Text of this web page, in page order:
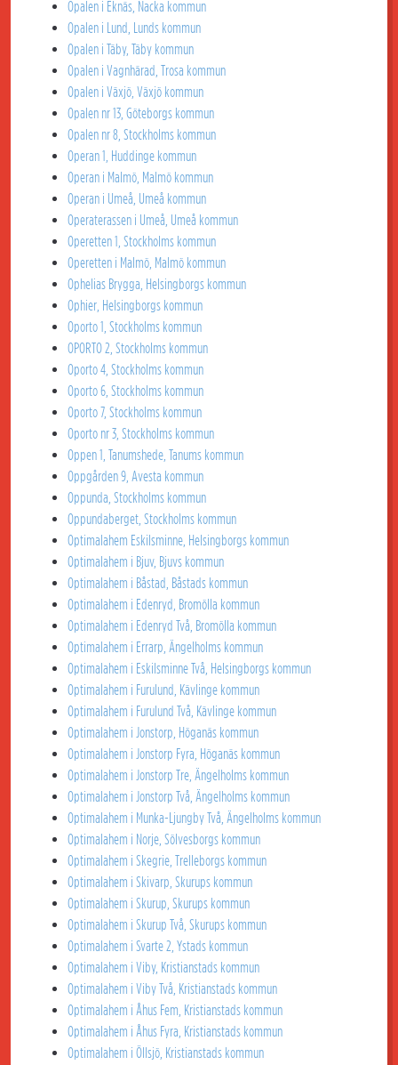
Opalen i Eknäs, Nacka kommun
Opalen i Lund, Lunds kommun
Opalen i Täby, Täby kommun
Opalen i Vagnhärad, Trosa kommun
Opalen i Växjö, Växjö kommun
Opalen nr 13, Göteborgs kommun
Opalen nr 8, Stockholms kommun
Operan 1, Huddinge kommun
Operan i Malmö, Malmö kommun
Operan i Umeå, Umeå kommun
Operaterassen i Umeå, Umeå kommun
Operetten 1, Stockholms kommun
Operetten i Malmö, Malmö kommun
Ophelias Brygga, Helsingborgs kommun
Ophier, Helsingborgs kommun
Oporto 1, Stockholms kommun
OPORTO 2, Stockholms kommun
Oporto 4, Stockholms kommun
Oporto 6, Stockholms kommun
Oporto 7, Stockholms kommun
Oporto nr 3, Stockholms kommun
Oppen 1, Tanumshede, Tanums kommun
Oppgården 9, Avesta kommun
Oppunda, Stockholms kommun
Oppundaberget, Stockholms kommun
Optimalahem Eskilsminne, Helsingborgs kommun
Optimalahem i Bjuv, Bjuvs kommun
Optimalahem i Båstad, Båstads kommun
Optimalahem i Edenryd, Bromölla kommun
Optimalahem i Edenryd Två, Bromölla kommun
Optimalahem i Errarp, Ängelholms kommun
Optimalahem i Eskilsminne Två, Helsingborgs kommun
Optimalahem i Furulund, Kävlinge kommun
Optimalahem i Furulund Två, Kävlinge kommun
Optimalahem i Jonstorp, Höganäs kommun
Optimalahem i Jonstorp Fyra, Höganäs kommun
Optimalahem i Jonstorp Tre, Ängelholms kommun
Optimalahem i Jonstorp Två, Ängelholms kommun
Optimalahem i Munka-Ljungby Två, Ängelholms kommun
Optimalahem i Norje, Sölvesborgs kommun
Optimalahem i Skegrie, Trelleborgs kommun
Optimalahem i Skivarp, Skurups kommun
Optimalahem i Skurup, Skurups kommun
Optimalahem i Skurup Två, Skurups kommun
Optimalahem i Svarte 2, Ystads kommun
Optimalahem i Viby, Kristianstads kommun
Optimalahem i Viby Två, Kristianstads kommun
Optimalahem i Åhus Fem, Kristianstads kommun
Optimalahem i Åhus Fyra, Kristianstads kommun
Optimalahem i Öllsjö, Kristianstads kommun